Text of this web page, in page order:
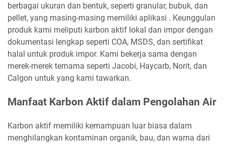
berbagai ukuran dan bentuk, seperti granular, bubuk, dan
pellet, yang masing-masing memiliki aplikasi . Keunggulan
produk kami meliputi karbon aktif lokal dan impor dengan
dokumentasi lengkap seperti COA, MSDS, dan sertifikat
halal untuk produk impor. Kami bekerja sama dengan
merek-merek ternama seperti Jacobi, Haycarb, Norit, dan
Calgon untuk yang kami tawarkan.
Manfaat Karbon Aktif dalam Pengolahan Air
Karbon aktif memiliki kemampuan luar biasa dalam
menghilangkan kontaminan organik, bau, dan warna dari